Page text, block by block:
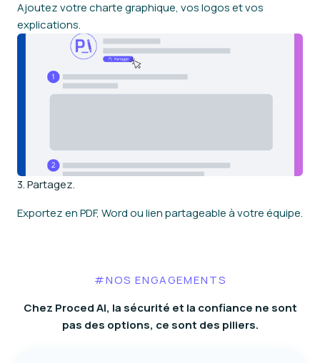
Ajoutez votre charte graphique, vos logos et vos
explications.
3. Partagez.
Exportez en PDF, Word ou lien partageable à votre équipe.
#NOS ENGAGEMENTS
Chez Proced AI, la sécurité et la confiance ne sont
pas des options, ce sont des piliers.